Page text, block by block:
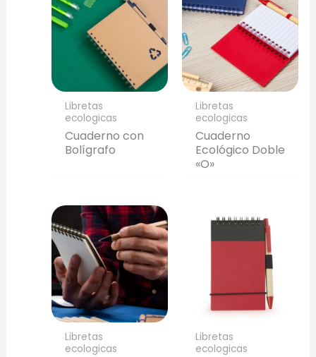
Libretas
ecologicas
Cuaderno con
Bolígrafo
Libretas
ecologicas
Cuaderno
Ecológico Doble
«O»
Libretas
ecologicas
Libretas
ecologicas